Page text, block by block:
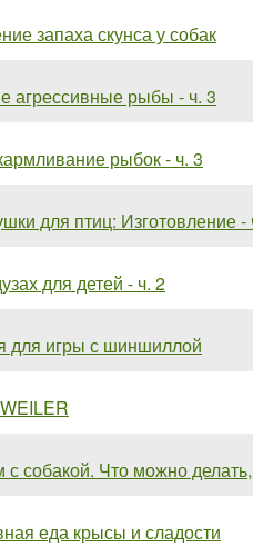
запаха скунса у собак
агрессивные рыбы - ч. 3
рыбок - ч. 3
для птиц: Изготовление -
для детей - ч. 2
для игры с шиншиллой
с собакой. Что можно делать,
еда крысы и сладости